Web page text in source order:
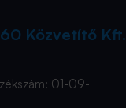
Közvetítő Kft.
01-09-